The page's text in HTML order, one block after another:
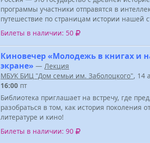
программы участники отправятся в
путешествие по страницам истории нашей
Билеты в наличии: 50
Киновечер «Молодежь в книгах и
экране» — Лекция
МБУК БИЦ "Дом семьи им. Заболоцкого", 14
16:00 пт
Библиотека приглашает на встречу, где
разобраться в том, как история поколения
литературе и кино!
Билеты в наличии: 90